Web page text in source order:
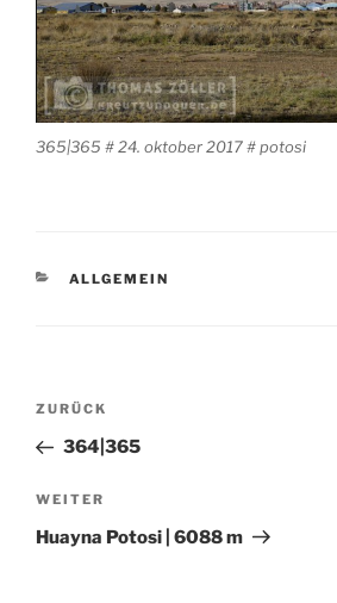
365|365 # 24. oktober 2017 # potosi
KATEGORIEN
ALLGEMEIN
Beitragsnavigation
Vorheriger
Beitrag
ZURÜCK
364|365
Nächster
Beitrag
WEITER
Huayna Potosi | 6088 m